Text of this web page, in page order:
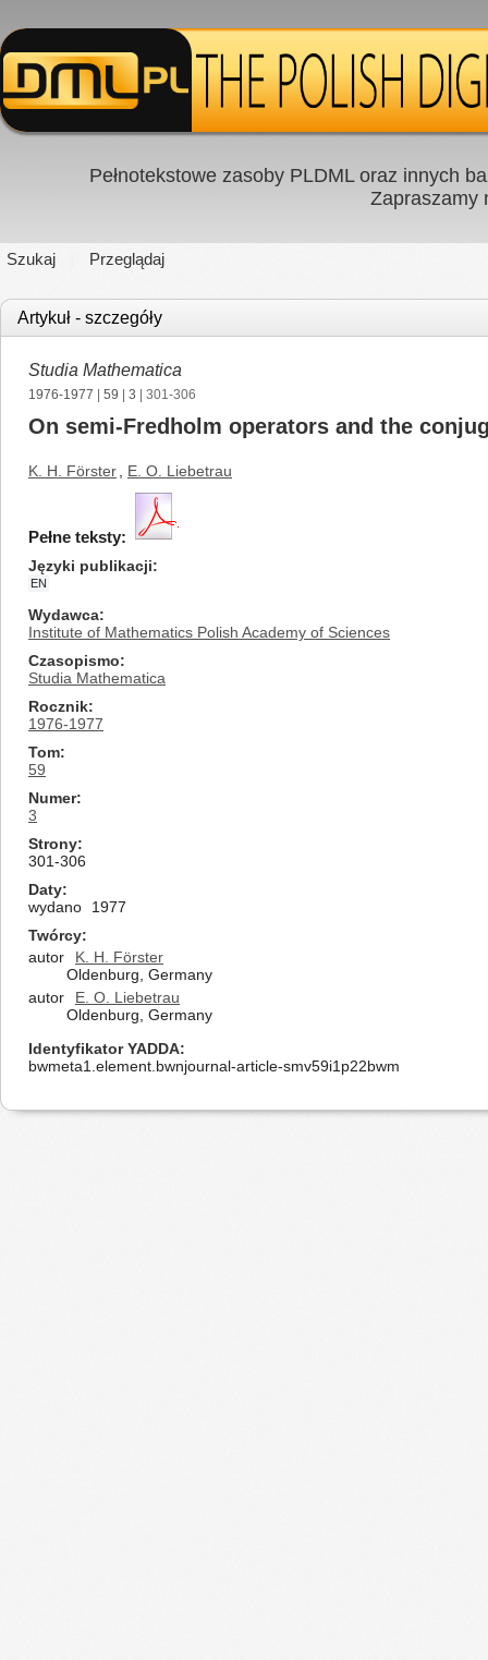
Pełnotekstowe zasoby PLDML oraz innych
Zapraszamy
Szukaj Przeglądaj
Artykuł - szczegóły
Studia Mathematica
1976-1977 59 3 | 301-306
On semi-Fredholm operators and the
K. H. Förster E. O. Liebetrau
Pełne teksty:
Języki publikacji
EN
Wydawca
Institute of Mathematics Polish Academy of Sciences
Czasopismo
Studia Mathematica
Rocznik
1976-1977
Tom
59
Numer
3
Strony
301-306
Daty
wydano
1977
Twórcy
autor
K. H. Förster
Oldenburg, Germany
autor
E. O. Liebetrau
Oldenburg, Germany
Identyfikator YADDA
bwmeta1.element.bwnjournal-article-smv59i1p22bwm